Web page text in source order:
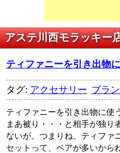
アステ川西モラッキー
ティファニーを引き出物に
タグ: アクセサリー ブラ
ティファニーを引き出物に使
まあ被り・・・と相手が独り
ないが。つまりね、ティファ
セットって、ペアが多いから